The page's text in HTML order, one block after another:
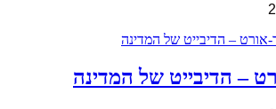
– הדיבייט של המדינה